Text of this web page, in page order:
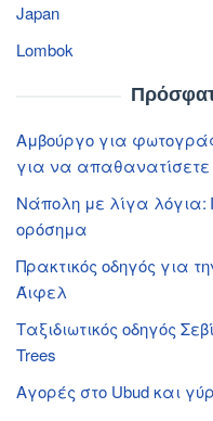
Japan
Lombok
Αμβούργο για
για να απαθανατίσετε
Νάπολη με λίγα λόγια:
ορόσημα
Πρακτικός οδηγός για
Άιφελ
Ταξιδιωτικός οδηγός
Trees
Αγορές στο Ubud και